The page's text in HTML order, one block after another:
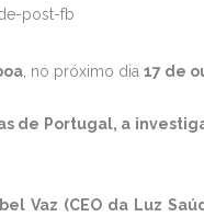
, no próximo dia 17 de
de Portugal, a
Vaz (CEO da Luz